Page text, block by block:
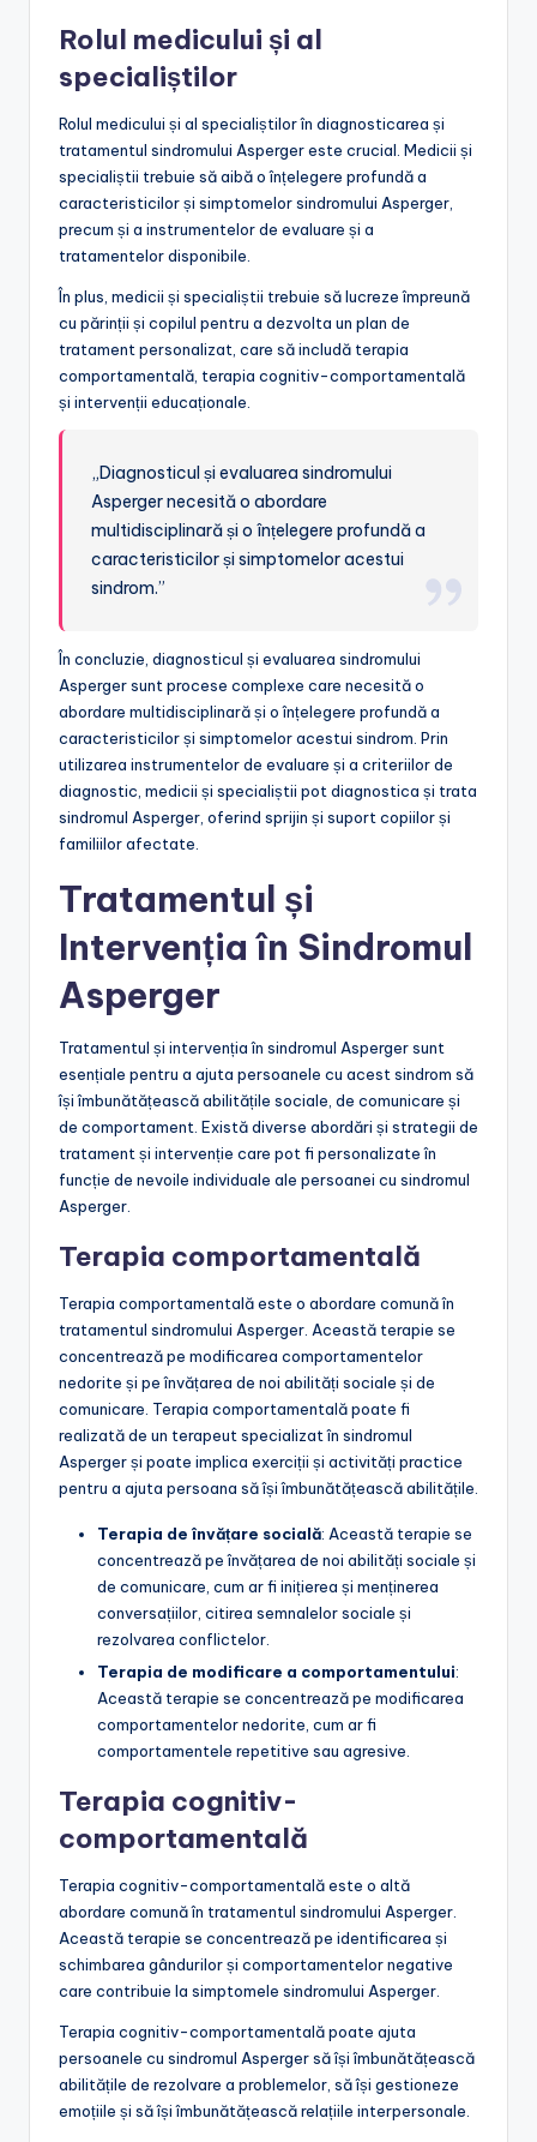
Rolul medicului și al
specialiștilor
Rolul medicului și al specialiștilor în diagnosticarea și
tratamentul sindromului Asperger este crucial. Medicii și
specialiștii trebuie să aibă o înțelegere profundă a
caracteristicilor și simptomelor sindromului Asperger,
precum și a instrumentelor de evaluare și a
tratamentelor disponibile.
În plus, medicii și specialiștii trebuie să lucreze împreună
cu părinții și copilul pentru a dezvolta un plan de
tratament personalizat, care să includă terapia
comportamentală, terapia cognitiv-comportamentală
și intervenții educaționale.
„Diagnosticul și evaluarea sindromului
Asperger necesită o abordare
multidisciplinară și o înțelegere profundă a
caracteristicilor și simptomelor acestui
sindrom.”
În concluzie, diagnosticul și evaluarea sindromului
Asperger sunt procese complexe care necesită o
abordare multidisciplinară și o înțelegere profundă a
caracteristicilor și simptomelor acestui sindrom. Prin
utilizarea instrumentelor de evaluare și a criteriilor de
diagnostic, medicii și specialiștii pot diagnostica și trata
sindromul Asperger, oferind sprijin și suport copiilor și
familiilor afectate.
Tratamentul și
Intervenția în Sindromul
Asperger
Tratamentul și intervenția în sindromul Asperger sunt
esențiale pentru a ajuta persoanele cu acest sindrom să
își îmbunătățească abilitățile sociale, de comunicare și
de comportament. Există diverse abordări și strategii de
tratament și intervenție care pot fi personalizate în
funcție de nevoile individuale ale persoanei cu sindromul
Asperger.
Terapia comportamentală
Terapia comportamentală este o abordare comună în
tratamentul sindromului Asperger. Această terapie se
concentrează pe modificarea comportamentelor
nedorite și pe învățarea de noi abilități sociale și de
comunicare. Terapia comportamentală poate fi
realizată de un terapeut specializat în sindromul
Asperger și poate implica exerciții și activități practice
pentru a ajuta persoana să își îmbunătățească abilitățile.
Terapia de învățare socială: Această terapie se
concentrează pe învățarea de noi abilități sociale și
de comunicare, cum ar fi inițierea și menținerea
conversațiilor, citirea semnalelor sociale și
rezolvarea conflictelor.
Terapia de modificare a comportamentului:
Această terapie se concentrează pe modificarea
comportamentelor nedorite, cum ar fi
comportamentele repetitive sau agresive.
Terapia cognitiv-
comportamentală
Terapia cognitiv-comportamentală este o altă
abordare comună în tratamentul sindromului Asperger.
Această terapie se concentrează pe identificarea și
schimbarea gândurilor și comportamentelor negative
care contribuie la simptomele sindromului Asperger.
Terapia cognitiv-comportamentală poate ajuta
persoanele cu sindromul Asperger să își îmbunătățească
abilitățile de rezolvare a problemelor, să își gestioneze
emoțiile și să își îmbunătățească relațiile interpersonale.